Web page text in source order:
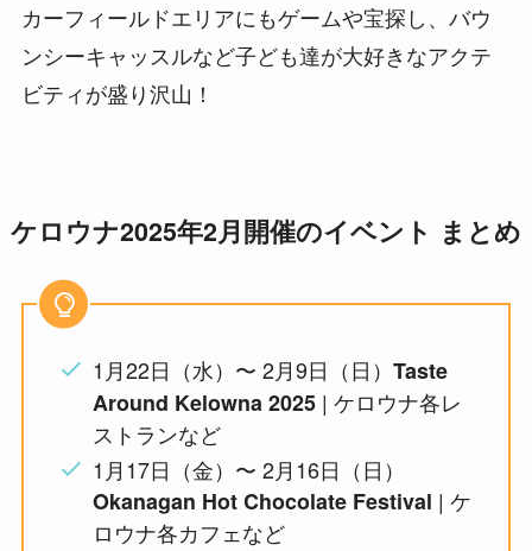
カーフィールドエリアにもゲームや宝探し、バウ
ンシーキャッスルなど子ども達が大好きなアクテ
ビティが盛り沢山！
ケロウナ2025年2月開催のイベント まとめ
1月22日（水）〜 2月9日（日）Taste
Around Kelowna 2025 | ケロウナ各レ
ストランなど
1月17日（金）〜 2月16日（日）
Okanagan Hot Chocolate Festival | ケ
ロウナ各カフェなど